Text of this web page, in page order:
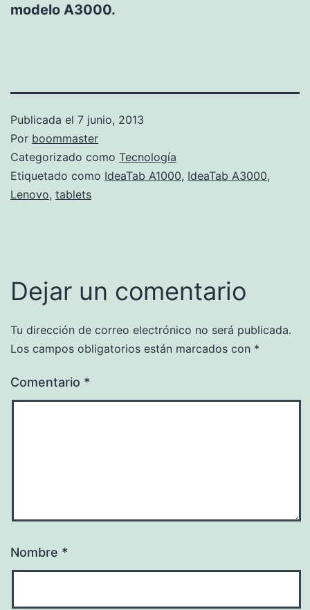
modelo A3000.
Publicada el 7 junio, 2013
Por boommaster
Categorizado como Tecnología
Etiquetado como IdeaTab A1000, IdeaTab A3000,
Lenovo, tablets
Dejar un comentario
Tu dirección de correo electrónico no será publicada.
Los campos obligatorios están marcados con *
Comentario *
Nombre *